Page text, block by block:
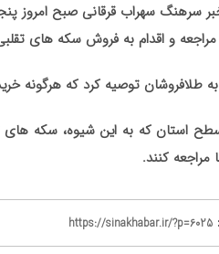
و اقدام به فروش سکه های
طلافروشان توصیه کرد که هرگونه
استان که به این شیوه، سکه های
کنند.
https://sinakhabar.ir/?p=6025